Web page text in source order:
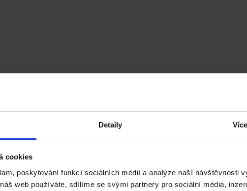
Detaily
cookies
poskytování funkcí sociálních médií a analýze naší návštěvnosti
web používáte, sdílíme se svými partnery pro sociální média,